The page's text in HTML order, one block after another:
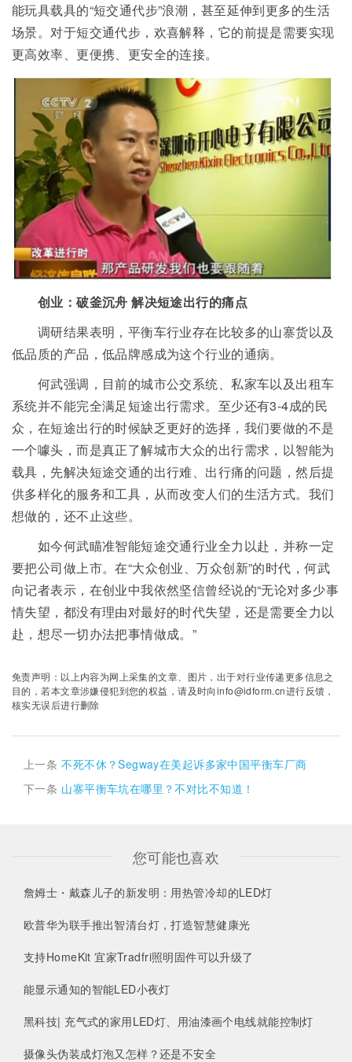
能玩具载具的“短交通代步”浪潮，甚至延伸到更多的生活
场景。对于短交通代步，欢喜解释，它的前提是需要实现
更高效率、更便携、更安全的连接。
创业：破釜沉舟 解决短途出行的痛点
调研结果表明，平衡车行业存在比较多的山寨货以及
低品质的产品，低品牌感成为这个行业的通病。
何武强调，目前的城市公交系统、私家车以及出租车
系统并不能完全满足短途出行需求。至少还有3-4成的民
众，在短途出行的时候缺乏更好的选择，我们要做的不是
一个噱头，而是真正了解城市大众的出行需求，以智能为
载具，先解决短途交通的出行难、出行痛的问题，然后提
供多样化的服务和工具，从而改变人们的生活方式。我们
想做的，还不止这些。
如今何武瞄准智能短途交通行业全力以赴，并称一定
要把公司做上市。在“大众创业、万众创新”的时代，何武
向记者表示，在创业中我依然坚信曾经说的“无论对多少事
情失望，都没有理由对最好的时代失望，还是需要全力以
赴，想尽一切办法把事情做成。”
免责声明：以上内容为网上采集的文章、图片，出于对行业传递更多信息之
目的，若本文章涉嫌侵犯到您的权益，请及时向info@idform.cn进行反馈，
核实无误后进行删除
上一条 不死不休？Segway在美起诉多家中国平衡车厂商
下一条 山寨平衡车坑在哪里？不对比不知道！
您可能也喜欢
詹姆士・戴森儿子的新发明：用热管冷却的LED灯
欧普华为联手推出智清台灯，打造智慧健康光
支持HomeKit 宜家Tradfri照明固件可以升级了
能显示通知的智能LED小夜灯
黑科技| 充气式的家用LED灯、用油漆画个电线就能控制灯
摄像头伪装成灯泡又怎样？还是不安全